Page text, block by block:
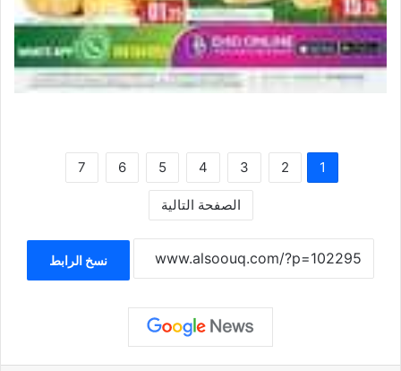
1
2
3
4
5
6
7
الصفحة التالية
نسخ الرابط